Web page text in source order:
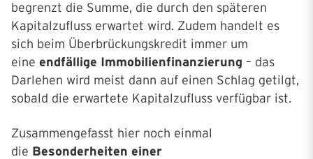
begrenzt die Summe, die durch den späteren
Kapitalzufluss erwartet wird. Zudem handelt es
sich beim Überbrückungskredit immer um
eine endfällige Immobilienfinanzierung – das
Darlehen wird meist dann auf einen Schlag getilgt,
sobald die erwartete Kapitalzufluss verfügbar ist.
Zusammengefasst hier noch einmal
die Besonderheiten einer